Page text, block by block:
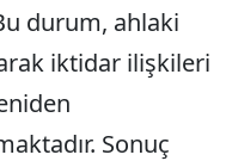
durum, ahlaki
iktidar ilişkileri
Sonuç